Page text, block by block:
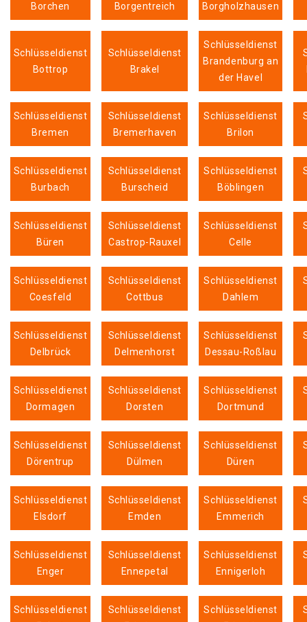
Borchen
Borgentreich
Borgholzhausen
Schlüsseldienst
Bottrop
Schlüsseldienst
Brakel
Schlüsseldienst
Brandenburg an
der Havel
Schlüsseldienst
Bremen
Schlüsseldienst
Bremerhaven
Schlüsseldienst
Brilon
Schlüsseldienst
Burbach
Schlüsseldienst
Burscheid
Schlüsseldienst
Böblingen
Schlüsseldienst
Büren
Schlüsseldienst
Castrop-Rauxel
Schlüsseldienst
Celle
Schlüsseldienst
Coesfeld
Schlüsseldienst
Cottbus
Schlüsseldienst
Dahlem
Schlüsseldienst
Delbrück
Schlüsseldienst
Delmenhorst
Schlüsseldienst
Dessau-Roßlau
Schlüsseldienst
Dormagen
Schlüsseldienst
Dorsten
Schlüsseldienst
Dortmund
Schlüsseldienst
Dörentrup
Schlüsseldienst
Dülmen
Schlüsseldienst
Düren
Schlüsseldienst
Elsdorf
Schlüsseldienst
Emden
Schlüsseldienst
Emmerich
Schlüsseldienst
Enger
Schlüsseldienst
Ennepetal
Schlüsseldienst
Ennigerloh
Schlüsseldienst
Schlüsseldienst
Schlüsseldienst